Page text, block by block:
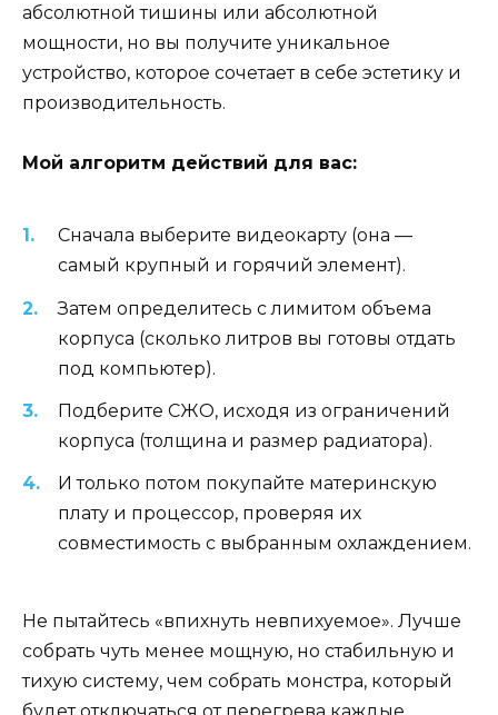
абсолютной тишины или абсолютной
мощности, но вы получите уникальное
устройство, которое сочетает в себе эстетику и
производительность.
Мой алгоритм действий для вас:
Сначала выберите видеокарту (она —
самый крупный и горячий элемент).
Затем определитесь с лимитом объема
корпуса (сколько литров вы готовы отдать
под компьютер).
Подберите СЖО, исходя из ограничений
корпуса (толщина и размер радиатора).
И только потом покупайте материнскую
плату и процессор, проверяя их
совместимость с выбранным охлаждением.
Не пытайтесь «впихнуть невпихуемое». Лучше
собрать чуть менее мощную, но стабильную и
тихую систему, чем собрать монстра, который